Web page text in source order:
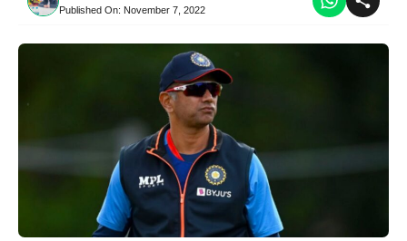
Published On: November 7, 2022